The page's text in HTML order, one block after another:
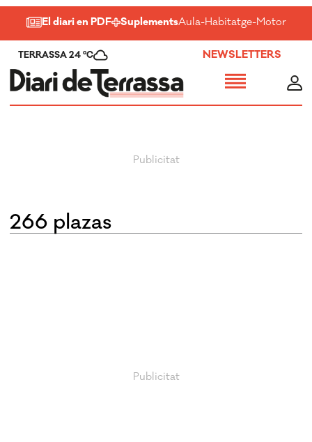
El diari en PDF SuplementsAula-Habitatge-Motor-
TERRASSA 24 ºC NEWSLETTERS
266 plazas